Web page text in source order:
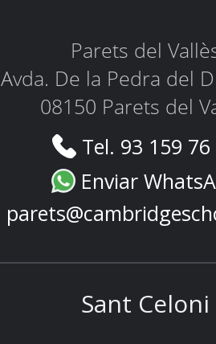
Parets del
Avda. De la Pedra del
08150 Parets del
Tel. 93 159
Enviar
Sant Celoni